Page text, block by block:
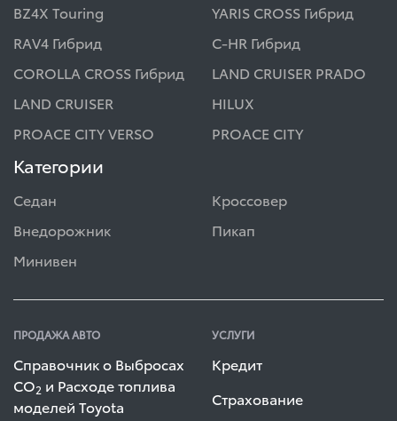
BZ4X Touring
YARIS CROSS Гибрид
RAV4 Гибрид
C-HR Гибрид
COROLLA CROSS Гибрид
LAND CRUISER PRADO
LAND CRUISER
HILUX
PROACE CITY VERSO
PROACE CITY
Категории
Седан
Кроссовер
Внедорожник
Пикап
Минивен
ПРОДАЖА АВТО
Справочник о Выбросах
СО2 и Расходе топлива
моделей Toyota
УСЛУГИ
Кредит
Страхование